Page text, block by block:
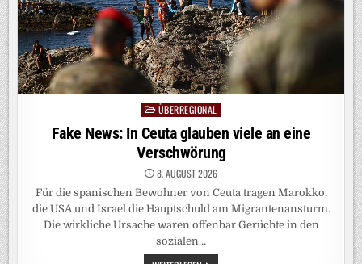
Posted
in
ÜBERREGIONAL
Fake News: In Ceuta glauben viele an eine
Verschwörung
8. AUGUST 2026
Für die spanischen Bewohner von Ceuta tragen Marokko,
die USA und Israel die Hauptschuld am Migrantenansturm.
Die wirkliche Ursache waren offenbar Gerüchte in den
sozialen…